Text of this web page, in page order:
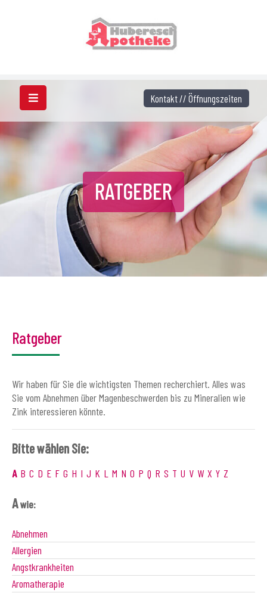
RATGEBER
Ratgeber
Wir haben für Sie die wichtigsten Themen recherchiert. Alles was
Sie vom Abnehmen über Magenbeschwerden bis zu Mineralien wie
Zink interessieren könnte.
Bitte wählen Sie:
A B C D E F G H I J K L M N O P Q R S T U V W X Y Z
Awie:
Abnehmen
Allergien
Angstkrankheiten
Aromatherapie
Kontakt // Öffnungszeiten